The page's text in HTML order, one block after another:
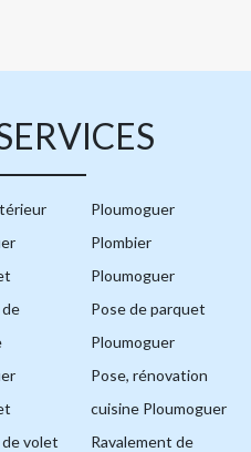
volet
Ploumoguer
Plombier
Ploumoguer
Pose de parquet
Ploumoguer
Pose, rénovation
cuisine Ploumoguer
Ravalement de